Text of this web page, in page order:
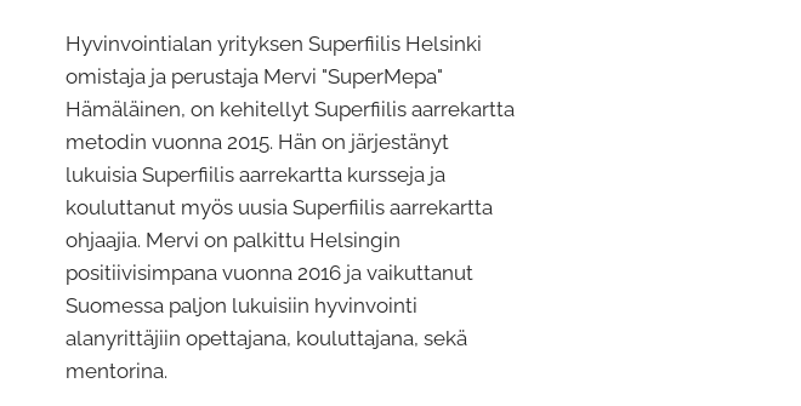
Hyvinvointialan yrityksen Superfiilis Helsinki
omistaja ja perustaja Mervi "SuperMepa"
Hämäläinen, on kehitellyt Superfiilis aarrekartta
metodin vuonna 2015. Hän on järjestänyt
lukuisia Superfiilis aarrekartta kursseja ja
kouluttanut myös uusia Superfiilis aarrekartta
ohjaajia. Mervi on palkittu Helsingin
positiivisimpana vuonna 2016 ja vaikuttanut
Suomessa paljon lukuisiin hyvinvointi
alanyrittäjiin opettajana, kouluttajana, sekä
mentorina.